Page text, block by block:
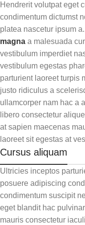
Hendrerit volutpat eget
condimentum dictumst
platea nascetur ipsum
magna a malesuada
vestibulum imperdiet
vestibulum egestas
parturient laoreet turpis
justo ridiculus a
ullamcorper nam hac a
libero consectetur
at sapien maecenas
laoreet sit egestas at
Cursus aliquam
Ultricies inceptos
posuere adipiscing
condimentum suscipit
eget blandit hac
mauris consectetur